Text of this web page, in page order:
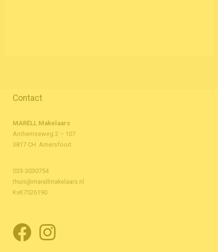
Contact
MARÈLL Makelaars
Arnhemseweg 2 – 107
3817 CH Amersfoort
033-3030754
thuis@marellmakelaars.nl
KvK7526190